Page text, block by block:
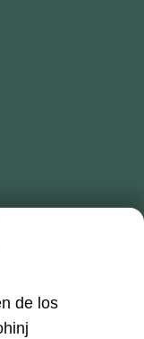
de los